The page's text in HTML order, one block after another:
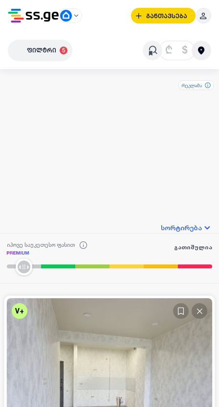
განთავსება
ფილტრი 5 ₾ $
რეკლამა
სორტირება
იპოვე საუკეთესო ფასით გათიშულია
V+